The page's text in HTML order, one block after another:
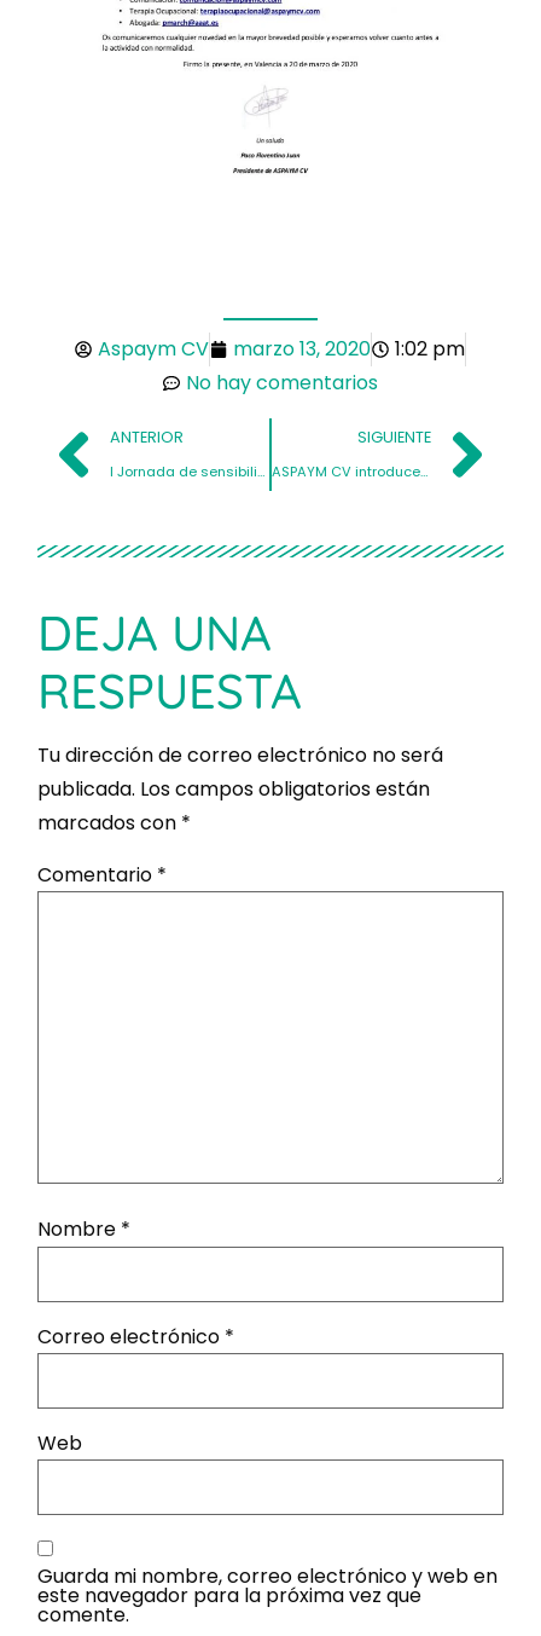
Aspaym CV marzo 13, 2020
1:02 pm
No hay comentarios
ANTERIOR
I Jornada de sensibilización del cuidado del paciente con Lesión Medular
SIGUIENTE
ASPAYM CV introduce ISLA SIRENA en nuestros SERVICIOS ‘Sistema de Rehabilitación Neuromuscular Adaptado’, rehabilitación a distancia
DEJA UNA
RESPUESTA
Tu dirección de correo electrónico no será
publicada. Los campos obligatorios están
marcados con *
Comentario *
Nombre *
Correo electrónico *
Web
Guarda mi nombre, correo electrónico y web en
este navegador para la próxima vez que
comente.